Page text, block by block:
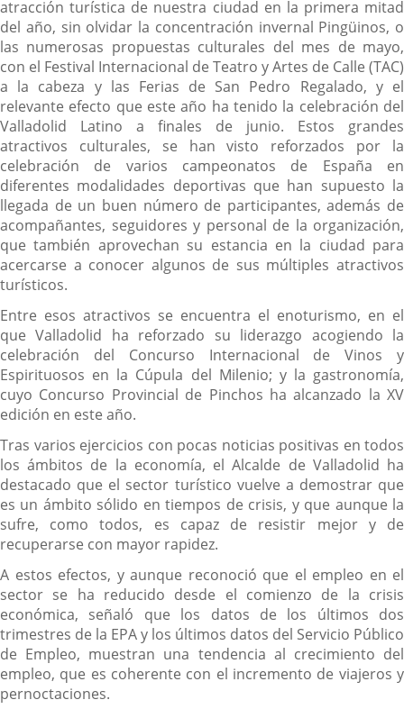
atracción turística de nuestra ciudad en la primera mitad
del año, sin olvidar la concentración invernal Pingüinos, o
las numerosas propuestas culturales del mes de mayo,
con el Festival Internacional de Teatro y Artes de Calle (TAC)
a la cabeza y las Ferias de San Pedro Regalado, y el
relevante efecto que este año ha tenido la celebración del
Valladolid Latino a finales de junio. Estos grandes
atractivos culturales, se han visto reforzados por la
celebración de varios campeonatos de España en
diferentes modalidades deportivas que han supuesto la
llegada de un buen número de participantes, además de
acompañantes, seguidores y personal de la organización,
que también aprovechan su estancia en la ciudad para
acercarse a conocer algunos de sus múltiples atractivos
turísticos.
Entre esos atractivos se encuentra el enoturismo, en el
que Valladolid ha reforzado su liderazgo acogiendo la
celebración del Concurso Internacional de Vinos y
Espirituosos en la Cúpula del Milenio; y la gastronomía,
cuyo Concurso Provincial de Pinchos ha alcanzado la XV
edición en este año.
Tras varios ejercicios con pocas noticias positivas en todos
los ámbitos de la economía, el Alcalde de Valladolid ha
destacado que el sector turístico vuelve a demostrar que
es un ámbito sólido en tiempos de crisis, y que aunque la
sufre, como todos, es capaz de resistir mejor y de
recuperarse con mayor rapidez.
A estos efectos, y aunque reconoció que el empleo en el
sector se ha reducido desde el comienzo de la crisis
económica, señaló que los datos de los últimos dos
trimestres de la EPA y los últimos datos del Servicio Público
de Empleo, muestran una tendencia al crecimiento del
empleo, que es coherente con el incremento de viajeros y
pernoctaciones.